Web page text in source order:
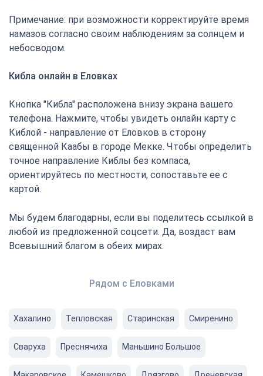
Примечание: при возможности корректируйте время
намазов согласно своим наблюдениям за солнцем и
небосводом.
Кибла онлайн в Еловках
Кнопка "Кибла" расположена внизу экрана вашего
телефона. Нажмите, чтобы увидеть онлайн карту с
Киблой - направление от Еловков в сторону
священной Каабы в городе Мекке. Чтобы определить
точное направление Киблы без компаса,
ориентируйтесь по местности, сопоставьте ее с
картой.
Мы будем благодарны, если вы поделитесь ссылкой в
любой из предложенной соцсети. Да, воздаст вам
Всевышний благом в обеих мирах.
Рядом с Еловками
Хахалино Тепловская Старинская Смиренино
Сваруха Преснячиха Маньшино Большое